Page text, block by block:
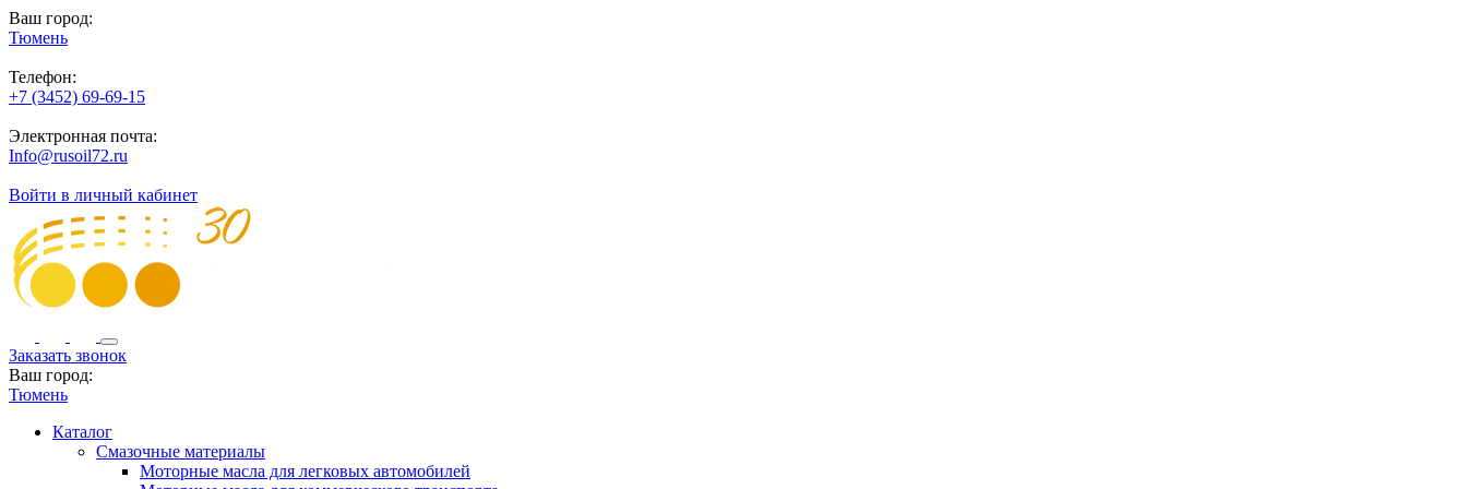
Ваш город:
Тюмень
Телефон:
+7 (3452) 69-69-15
Электронная почта:
Info@rusoil72.ru
Войти в личный кабинет
Заказать звонок
Ваш город:
Тюмень
Каталог
Смазочные материалы
Моторные масла для легковых автомобилей